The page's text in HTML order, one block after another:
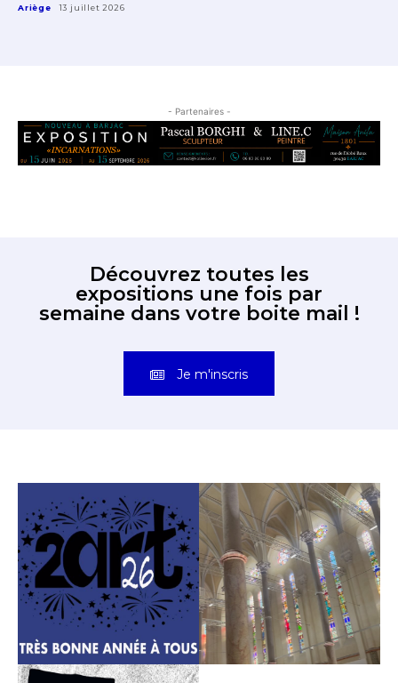
Ariège 13 juillet 2026
- Partenaires -
Découvrez toutes les
expositions une fois par
semaine dans votre boite mail !
Je m'inscris